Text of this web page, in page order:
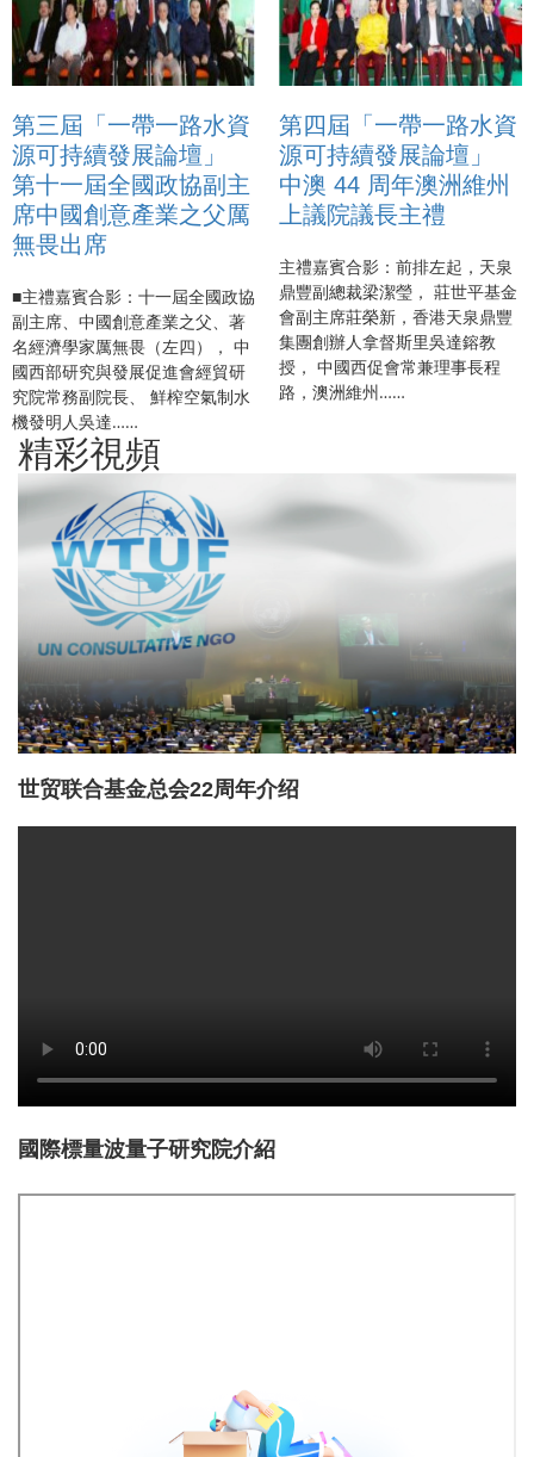
第三屆「一帶一路水資
源可持續發展論壇」
第十一屆全國政協副主
席中國創意產業之父厲
無畏出席
■主禮嘉賓合影：十一屆全國政協
副主席、中國創意產業之父、著
名經濟學家厲無畏（左四）， 中
國西部研究與發展促進會經貿研
究院常務副院長、 鮮榨空氣制水
機發明人吳達……
第四屆「一帶一路水資
源可持續發展論壇」
中澳 44 周年澳洲維州
上議院議長主禮
主禮嘉賓合影：前排左起，天泉
鼎豐副總裁梁潔瑩， 莊世平基金
會副主席莊榮新，香港天泉鼎豐
集團創辦人拿督斯里吳達鎔教
授， 中國西促會常兼理事長程
路，澳洲維州……
精彩視頻
世贸联合基金总会22周年介绍
國際標量波量子研究院介紹